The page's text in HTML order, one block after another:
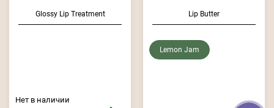
Glossy Lip Treatment
Нет в наличии
Lip Butter
Lemon Jam